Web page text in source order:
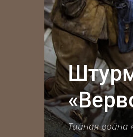
Тайная война